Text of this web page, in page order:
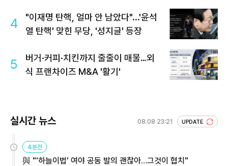
4
"이재명 탄핵, 얼마 안 남았다"...'윤석
열 탄핵' 맞힌 무당, '성지글' 등장
5
버거·커피·치킨까지 줄줄이 매물…외
식 프랜차이즈 M&A '활기'
실시간 뉴스 08.08 23:21 UPDATE
4분전
與 "'하늘이법' 여야 공동 발의 괜찮아…그것이 협치"